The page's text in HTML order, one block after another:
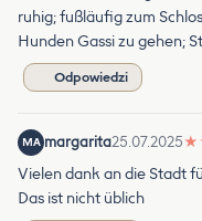
ruhig; fußläufig zum
Hunden Gassi zu gehen;
Odpowiedzi
MA margarita25.07.2025★
Vielen dank an die Stadt
Das ist nicht üblich